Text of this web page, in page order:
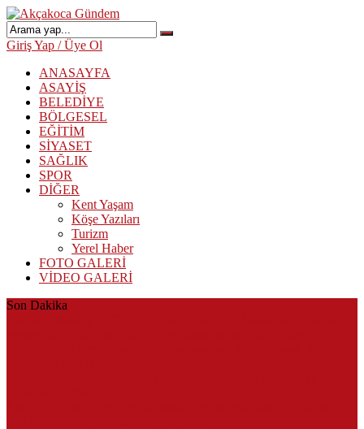
Giriş Yap / Üye Ol
ANASAYFA
ASAYİŞ
BELEDİYE
BÖLGESEL
EĞİTİM
SİYASET
SAĞLIK
SPOR
DİĞER
Kent Yaşam
Köşe Yazıları
Turizm
Yerel Haber
FOTO GALERİ
VİDEO GALERİ
Son Dakika